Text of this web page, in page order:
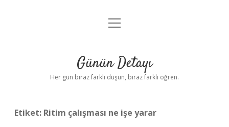
Anasayfa
Yasal Uyarı
menüyü
Günün Detayı
Her gün biraz farklı düşün, biraz farklı öğren.
Etiket: Ritim çalışması ne işe yarar